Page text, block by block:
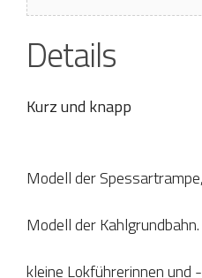
Details
Kurz und knapp
Modell der
Modell der
kleine Lokführerinnen und